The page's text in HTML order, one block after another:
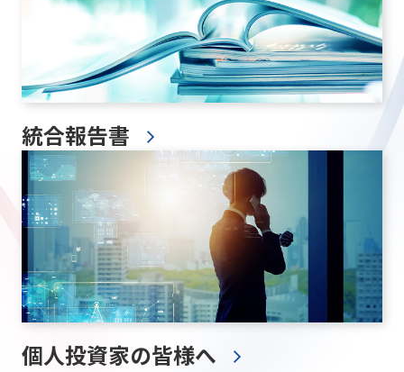
統合報告書
個人投資家の皆様へ